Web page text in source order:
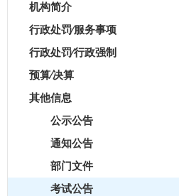
机构简介
行政处罚⁄服务事项
行政处罚⁄行政强制
预算⁄决算
其他信息
公示公告
通知公告
部门文件
考试公告